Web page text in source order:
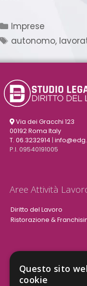
Imprese
autonomo,
Via dei Gracchi 123
00192 Roma Italy
T. 06.3232914 |
P.I. 09540191005
Aree Attività
Diritto del Lavoro
Ristorazione &
Aree Attività Civile
Tutele del Credito
Questo sito
cookie